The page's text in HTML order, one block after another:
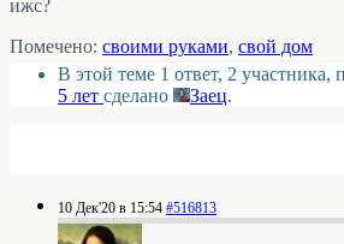
ижс?
Помечено: своими руками, свой дом
В этой теме 1 ответ, 2 участника,
5 лет сделано Заец.
10 Дек'20 в 15:54 #516813